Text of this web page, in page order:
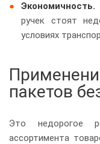
Экономичность.
ручек стоят
условиях
пакетов
Это недорогое
ассортимента